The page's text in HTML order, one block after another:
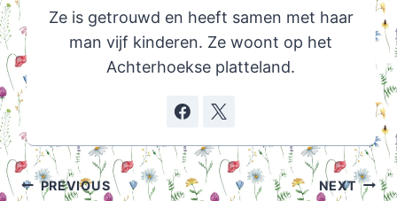
Ze is getrouwd en heeft samen met haar
man vijf kinderen. Ze woont op het
Achterhoekse platteland.
Post
PREVIOUS NEXT